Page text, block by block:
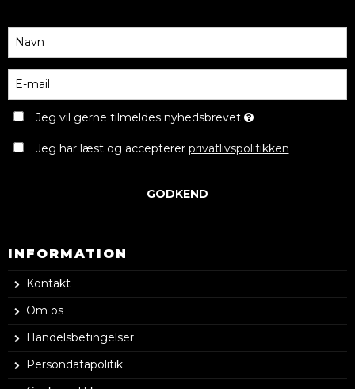
Jeg vil gerne tilmeldes nyhedsbrevet
Jeg har læst og accepterer privatlivspolitikken
GODKEND
INFORMATION
Kontakt
Om os
Handelsbetingelser
Persondatapolitik